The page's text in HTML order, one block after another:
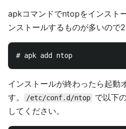
apkコマンドでntopをインスト
ンストールするものが多いので
インストールが終わったら起動
す。
/etc/conf.d/ntop
で以下
してください。